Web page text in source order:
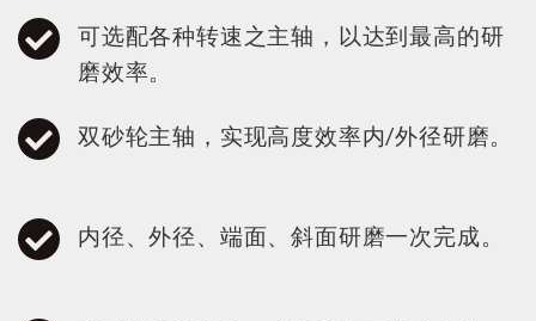
可选配各种转速之主轴，以达到最高的研
磨效率。
双砂轮主轴，实现高度效率内/外径研磨。
内径、外径、端面、斜面研磨一次完成。